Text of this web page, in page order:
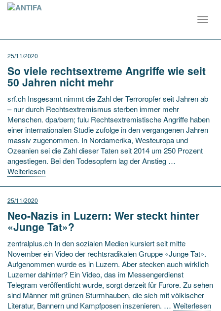
25/11/2020
So viele rechtsextreme Angriffe wie seit
50 Jahren nicht mehr
srf.ch Insgesamt nimmt die Zahl der Terroropfer seit Jahren ab
– nur durch Rechtsextremismus sterben immer mehr
Menschen. dpa/bern; fulu Rechtsextremistische Angriffe haben
einer internationalen Studie zufolge in den vergangenen Jahren
massiv zugenommen. In Nordamerika, Westeuropa und
Ozeanien sei die Zahl dieser Taten seit 2014 um 250 Prozent
angestiegen. Bei den Todesopfern lag der Anstieg …
Weiterlesen
25/11/2020
Neo-Nazis in Luzern: Wer steckt hinter
«Junge Tat»?
zentralplus.ch In den sozialen Medien kursiert seit mitte
November ein Video der rechtsradikalen Gruppe «Junge Tat».
Aufgenommen wurde es in Luzern. Aber stecken auch wirklich
Luzerner dahinter? Ein Video, das im Messengerdienst
Telegram veröffentlicht wurde, sorgt derzeit für Furore. Zu sehen
sind Männer mit grünen Sturmhauben, die sich mit völkischer
Literatur, Bannern und Kampfposen inszenieren. … Weiterlesen